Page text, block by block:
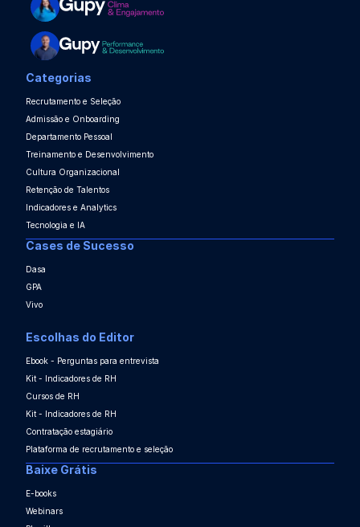
Categorias
Recrutamento e Seleção
Admissão e Onboarding
Departamento Pessoal
Treinamento e Desenvolvimento
Cultura Organizacional
Retenção de Talentos
Indicadores e Analytics
Tecnologia e IA
Cases de Sucesso
Dasa
GPA
Vivo
Escolhas do Editor
Ebook - Perguntas para entrevista
Kit - Indicadores de RH
Cursos de RH
Kit - Indicadores de RH
Contratação estagiário
Plataforma de recrutamento e seleção
Baixe Grátis
E-books
Webinars